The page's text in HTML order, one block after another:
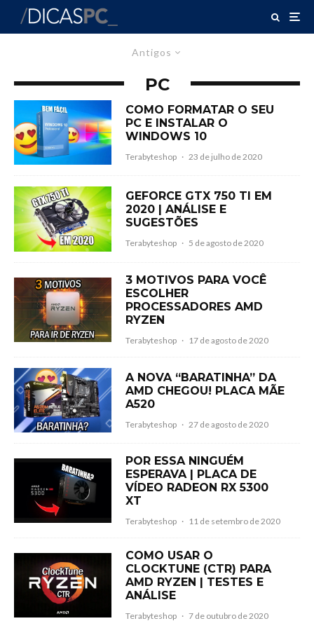
Antigos
PC
COMO FORMATAR O SEU
PC E INSTALAR O
WINDOWS 10
Terabyteshop · 23 de julho de 2020
GEFORCE GTX 750 TI EM
2020 | ANÁLISE E
SUGESTÕES
Terabyteshop · 5 de agosto de 2020
3 MOTIVOS PARA VOCÊ
ESCOLHER
PROCESSADORES AMD
RYZEN
Terabyteshop · 17 de agosto de 2020
A NOVA “BARATINHA” DA
AMD CHEGOU! PLACA MÃE
A520
Terabyteshop · 27 de agosto de 2020
POR ESSA NINGUÉM
ESPERAVA | PLACA DE
VÍDEO RADEON RX 5300
XT
Terabyteshop · 11 de setembro de 2020
COMO USAR O
CLOCKTUNE (CTR) PARA
AMD RYZEN | TESTES E
ANÁLISE
Terabyteshop · 7 de outubro de 2020